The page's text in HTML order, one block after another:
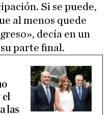
Si se puede,
al menos quede
decía en un
parte final.
el
las